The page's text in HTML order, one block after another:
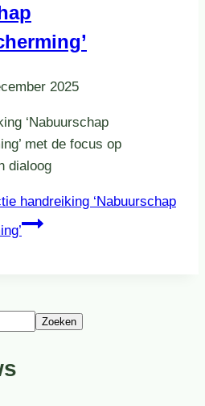
2025
‘Nabuurschap
met de focus op
dialoog
handreiking ‘Nabuurschap
Zoeken